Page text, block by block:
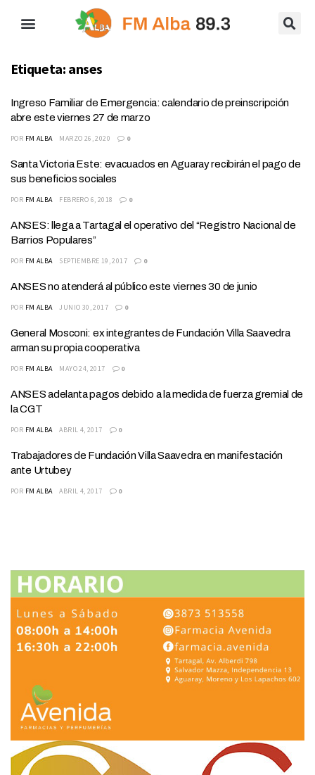
Etiqueta: anses
Ingreso Familiar de Emergencia: calendario de preinscripción
abre este viernes 27 de marzo
POR FM ALBA MARZO 26, 2020 0
Santa Victoria Este: evacuados en Aguaray recibirán el pago de
sus beneficios sociales
POR FM ALBA FEBRERO 6, 2018 0
ANSES: llega a Tartagal el operativo del “Registro Nacional de
Barrios Populares”
POR FM ALBA SEPTIEMBRE 19, 2017 0
ANSES no atenderá al público este viernes 30 de junio
POR FM ALBA JUNIO 30, 2017 0
General Mosconi: ex integrantes de Fundación Villa Saavedra
arman su propia cooperativa
POR FM ALBA MAYO 24, 2017 0
ANSES adelanta pagos debido a la medida de fuerza gremial de
la CGT
POR FM ALBA ABRIL 4, 2017 0
Trabajadores de Fundación Villa Saavedra en manifestación
ante Urtubey
POR FM ALBA ABRIL 4, 2017 0